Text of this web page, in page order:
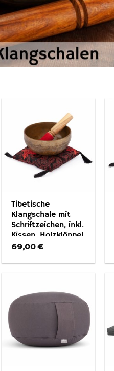
Tibetische
Klangschale mit
Schriftzeichen, inkl.
Kissen, Holzklöppel
& BW-Beutel
69,00€